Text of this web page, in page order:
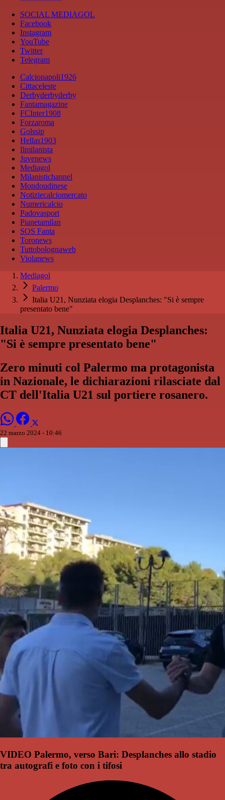
SOCIAL MEDIAGOL
Facebook
Instagram
YouTube
Twitter
Telegram
Calcionapoli1926
Cittaceleste
Derbyderbyderby
Fantamagazine
FCInter1908
Forzaroma
Golssip
Hellas1903
Ilmilanista
Juvenews
Mediagol
Milanistichannel
Mondoudinese
Notiziecalciomercato
Numericalcio
Padovasport
Pianetamilan
SOS Fanta
Toronews
Tuttobolognaweb
Violanews
Mediagol
Palermo
Italia U21, Nunziata elogia Desplanches: "Si è sempre
presentato bene"
Italia U21, Nunziata elogia Desplanches:
"Si è sempre presentato bene"
Zero minuti col Palermo ma protagonista
in Nazionale, le dichiarazioni rilasciate dal
CT dell'Italia U21 sul portiere rosanero.
22 marzo 2024 - 10:46
VIDEO Palermo, verso Bari: Desplanches allo stadio
tra autografi e foto con i tifosi